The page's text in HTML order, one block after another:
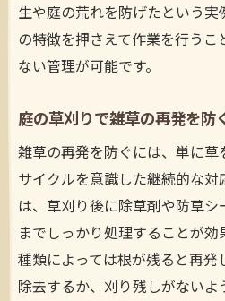
生や庭の荒れを防げたという実
の特徴を押さえて作業を行う
ない管理が可能です。
庭の草刈りで雑草の再発を防
雑草の再発を防ぐには、単に
サイクルを意識した継続的な
は、草刈り後に除草剤や防草
までしっかり処理することが
種類によっては根が残ると再
除去するか、刈り残しがないよ